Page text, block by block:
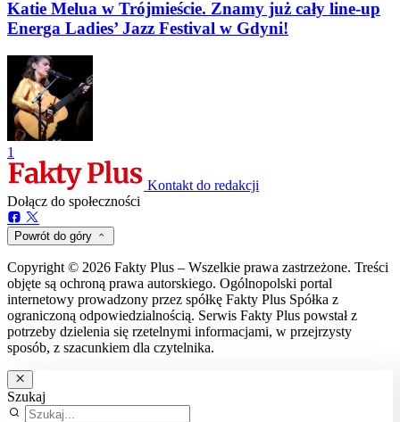
Katie Melua w Trójmieście. Znamy już cały line-up
Energa Ladies’ Jazz Festival w Gdyni!
1
Kontakt do redakcji
Dołącz do społeczności
Powrót do góry
Copyright © 2026 Fakty Plus – Wszelkie prawa zastrzeżone. Treści
objęte są ochroną prawa autorskiego. Ogólnopolski portal
internetowy prowadzony przez spółkę Fakty Plus Spółka z
ograniczoną odpowiedzialnością. Serwis Fakty Plus powstał z
potrzeby dzielenia się rzetelnymi informacjami, w przejrzysty
sposób, z szacunkiem dla czytelnika.
Szukaj